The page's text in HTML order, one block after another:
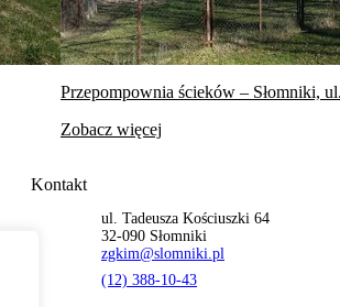
Przepompownia ścieków – Słomniki,
Zobacz więcej
Kontakt
ul. Tadeusza Kościuszki 64
32-090 Słomniki
zgkim@slomniki.pl
(12) 388-10-43